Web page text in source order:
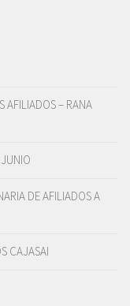
AFILIADOS – RANA
DE AFILIADOS A
CAJASAI